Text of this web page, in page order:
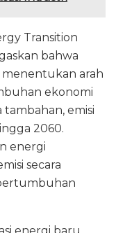
Transition
bahwa
menentukan arah
ekonomi
emisi
2060.
energi
secara